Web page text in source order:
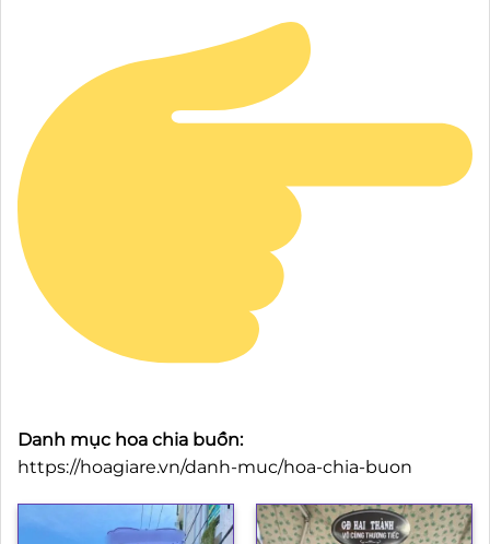
Danh mục hoa chia buồn:
https://hoagiare.vn/danh-muc/hoa-chia-buon